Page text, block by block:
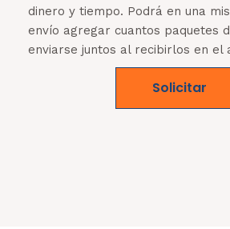
dinero y tiempo. Podrá en una
envío agregar cuantos paquetes
enviarse juntos al recibirlos en el
Solicitar